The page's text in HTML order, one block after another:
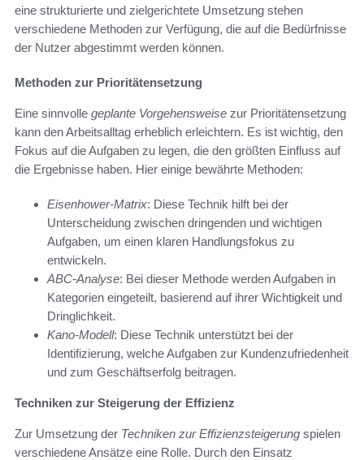
eine strukturierte und zielgerichtete Umsetzung stehen
verschiedene Methoden zur Verfügung, die auf die Bedürfnisse
der Nutzer abgestimmt werden können.
Methoden zur Prioritätensetzung
Eine sinnvolle geplante Vorgehensweise zur Prioritätensetzung
kann den Arbeitsalltag erheblich erleichtern. Es ist wichtig, den
Fokus auf die Aufgaben zu legen, die den größten Einfluss auf
die Ergebnisse haben. Hier einige bewährte Methoden:
Eisenhower-Matrix: Diese Technik hilft bei der
Unterscheidung zwischen dringenden und wichtigen
Aufgaben, um einen klaren Handlungsfokus zu
entwickeln.
ABC-Analyse: Bei dieser Methode werden Aufgaben in
Kategorien eingeteilt, basierend auf ihrer Wichtigkeit und
Dringlichkeit.
Kano-Modell: Diese Technik unterstützt bei der
Identifizierung, welche Aufgaben zur Kundenzufriedenheit
und zum Geschäftserfolg beitragen.
Techniken zur Steigerung der Effizienz
Zur Umsetzung der Techniken zur Effizienzsteigerung spielen
verschiedene Ansätze eine Rolle. Durch den Einsatz